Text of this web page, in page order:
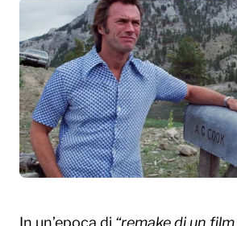
In un’epoca di “remake di un